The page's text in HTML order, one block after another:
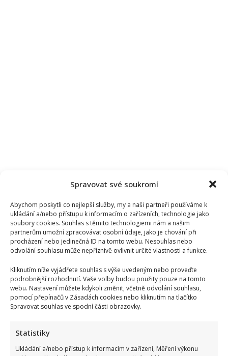
Spravovat své soukromí
Abychom poskytli co nejlepší služby, my a naši partneři používáme k
ukládání a/nebo přístupu k informacím o zařízeních, technologie jako
soubory cookies. Souhlas s těmito technologiemi nám a našim
partnerům umožní zpracovávat osobní údaje, jako je chování při
procházení nebo jedinečná ID na tomto webu. Nesouhlas nebo
odvolání souhlasu může nepříznivě ovlivnit určité vlastnosti a funkce.
Kliknutím níže vyjádřete souhlas s výše uvedeným nebo proveďte
podrobnější rozhodnutí. Vaše volby budou použity pouze na tomto
webu. Nastavení můžete kdykoli změnit, včetně odvolání souhlasu,
pomocí přepínačů v Zásadách cookies nebo kliknutím na tlačítko
Spravovat souhlas ve spodní části obrazovky.
Statistiky
Ukládání a/nebo přístup k informacím v zařízení, Měření výkonu